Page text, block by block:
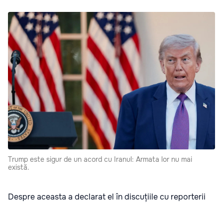
Trump este sigur de un acord cu Iranul: Armata lor nu mai
există.
Despre aceasta a declarat el în discuțiile cu reporterii